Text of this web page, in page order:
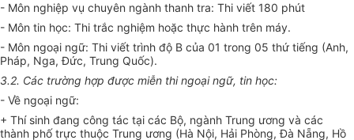
- Môn nghiệp vụ chuyên ngành thanh tra: Thi viết 180 phút
- Môn tin học: Thi trắc nghiệm hoặc thực hành trên máy.
- Môn ngoại ngữ: Thi viết trình độ B của 01 trong 05 thứ tiếng (Anh,
Pháp, Nga, Đức, Trung Quốc).
3.2. Các trường hợp được miễn thi ngoại ngữ, tin học:
- Về ngoại ngữ:
+ Thí sinh đang công tác tại các Bộ, ngành Trung ương và các
thành phố trực thuộc Trung ương (Hà Nội, Hải Phòng, Đà Nẵng, Hồ